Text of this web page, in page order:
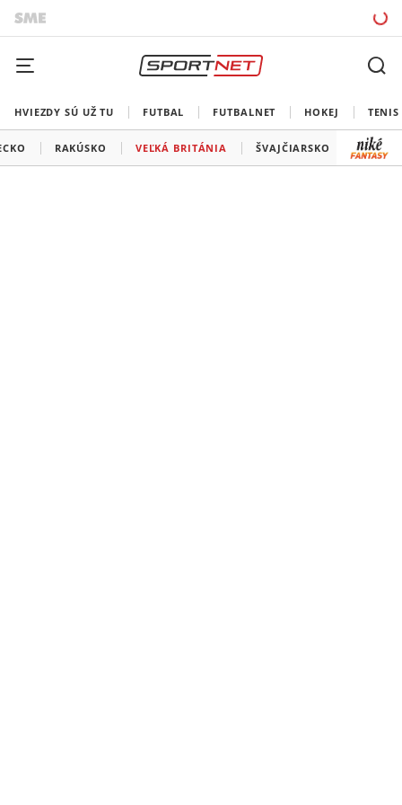
HVIEZDY SÚ UŽ TU FUTBAL FUTBALNET HOKEJ TENIS
RAKÚSKO VEĽKÁ BRITÁNIA ŠVAJČIARSKO USA